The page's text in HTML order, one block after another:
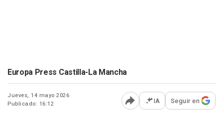
Europa Press Castilla-La Mancha
Jueves, 14 mayo 2026
Publicado: 16:12
Abrir opciones para
IA Seguir en